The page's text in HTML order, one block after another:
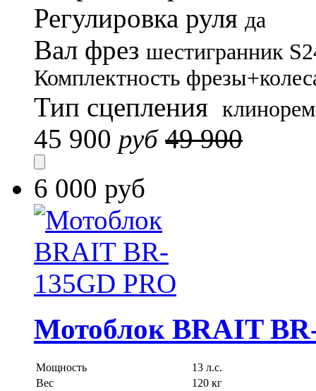
Регулировка руля да
Вал фрез шестигранник
Комплектность
Тип сцепления
45 900 руб 49 900
6 000 руб
Мотоблок BRAIT
Мощность
13 л.с.
Вес
120 кг